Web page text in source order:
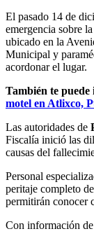
El pasado 14 de
emergencia sobre
ubicado en la
Municipal y
acordonar el lugar.
También te puede
motel en Atlixco,
Las autoridades de
Fiscalía inició las
causas del
Personal
peritaje completo
permitirán conocer
Con información